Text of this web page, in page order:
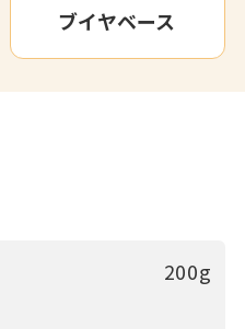
ブイヤベース
200g